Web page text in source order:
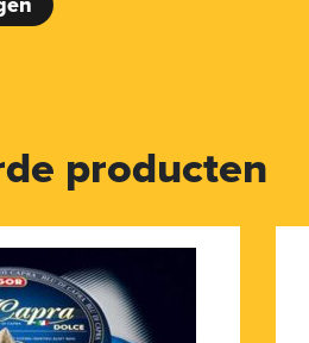
producten